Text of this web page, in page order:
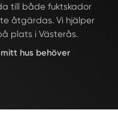
till både fuktskador
åtgärdas. Vi hjälper
plats i Västerås.
hus behöver